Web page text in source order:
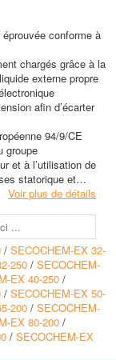
conforme à
chargés grâce à la
externe propre
afin d’écarter
94/9/CE
groupe
et à l’utilisation de
statorique et
et l’orifice de
par les pieds sous
de silicium
nuls
du
ventilateur et de
Voir plus de détails
/ SECOCHEM-EX 32-
250 / SECOCHEM-
EX 40-250 /
/ SECOCHEM-EX 50-
200 / SECOCHEM-
EX 80-200 /
/ SECOCHEM-EX